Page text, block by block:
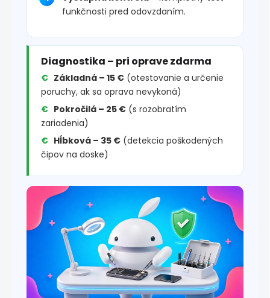
funkčnosti pred odovzdaním.
Diagnostika – pri oprave zdarma
Základná – 15 € (otestovanie a určenie
poruchy, ak sa oprava nevykoná)
Pokročilá – 25 € (s rozobratím
zariadenia)
Hĺbková – 35 € (detekcia poškodených
čipov na doske)